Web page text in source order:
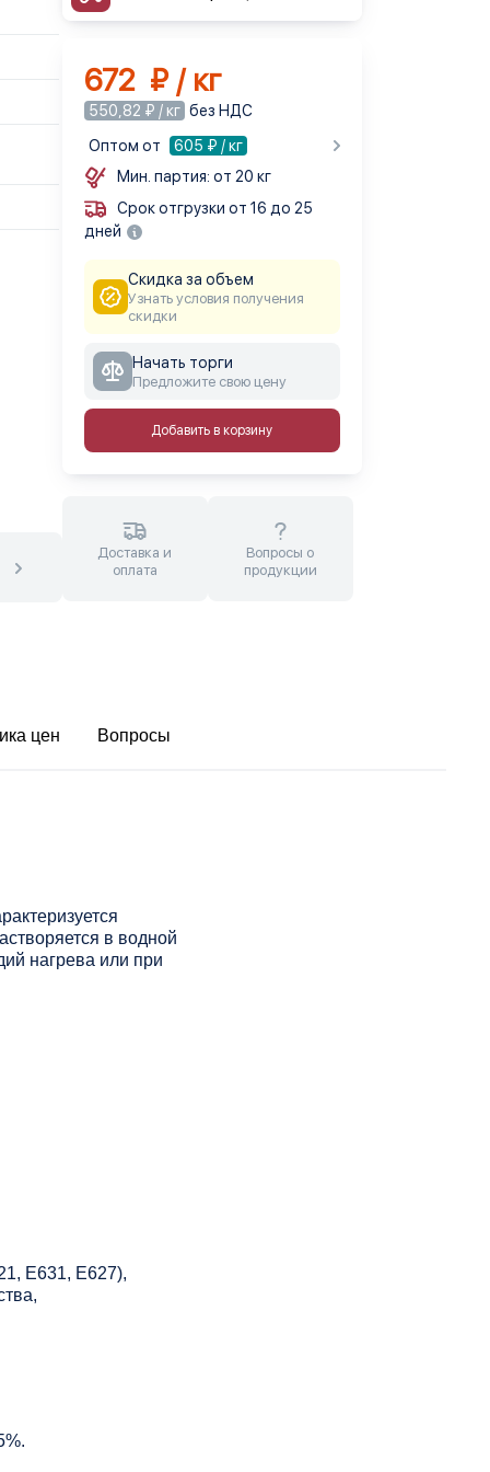
672 ₽ / кг
550,82 ₽ / кг без НДС
Оптом от
605 ₽ / кг
Мин. партия: от 20 кг
Срок отгрузки от 16 до 25
дней
Скидка за объем
Узнать условия получения
скидки
Начать торги
Предложите свою цену
Добавить в корзину
Доставка и
оплата
Вопросы о
продукции
цен Вопросы
в водной
нагрева или при
Е631, Е627),